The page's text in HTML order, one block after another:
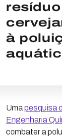
à
Uma pesquisa
Engenharia
combater a